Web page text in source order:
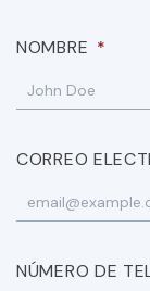
NOMBRE *
CORREO
NÚMERO DE